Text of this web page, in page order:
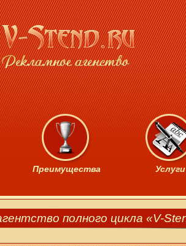
Преимущества Услуги
полного цикла «V-